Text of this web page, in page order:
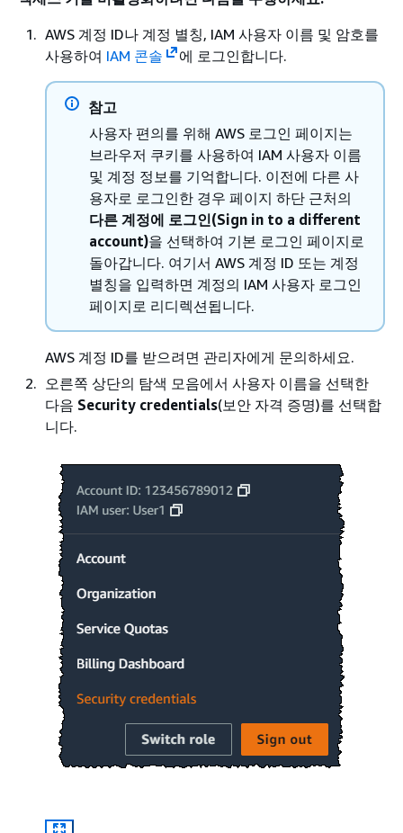
AWS 계정 ID나 계정 별칭, IAM 사용자 이름 및 암호를
사용하여 IAM 콘솔 에 로그인합니다.
참고
사용자 편의를 위해 AWS 로그인 페이지는
브라우저 쿠키를 사용하여 IAM 사용자 이름
및 계정 정보를 기억합니다. 이전에 다른 사
용자로 로그인한 경우 페이지 하단 근처의
다른 계정에 로그인(Sign in to a different
account)을 선택하여 기본 로그인 페이지로
돌아갑니다. 여기서 AWS 계정 ID 또는 계정
별칭을 입력하면 계정의 IAM 사용자 로그인
페이지로 리디렉션됩니다.
AWS 계정 ID를 받으려면 관리자에게 문의하세요.
오른쪽 상단의 탐색 모음에서 사용자 이름을 선택한
다음 Security credentials(보안 자격 증명)를 선택합
니다.